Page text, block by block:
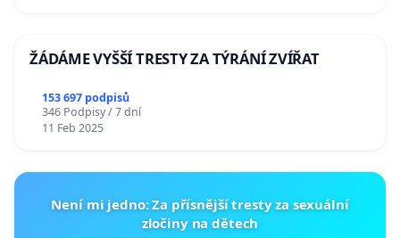
ŽÁDÁME VYŠŠÍ TRESTY ZA TÝRÁNÍ ZVÍŘAT
153 697 podpisů
346 Podpisy / 7 dní
11 Feb 2025
Není mi jedno: Za přísnější tresty za sexuální
zločiny na dětech